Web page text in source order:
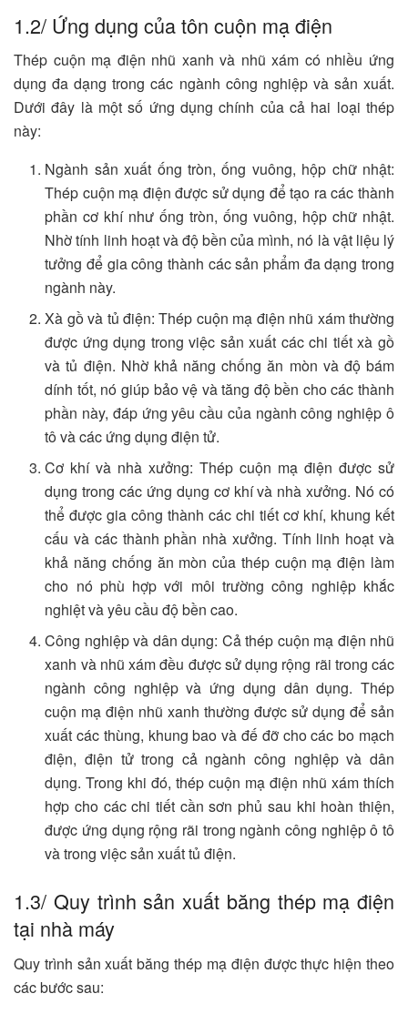
1.2/ Ứng dụng của tôn cuộn mạ điện
Thép cuộn mạ điện nhũ xanh và nhũ xám có nhiều ứng
dụng đa dạng trong các ngành công nghiệp và sản xuất.
Dưới đây là một số ứng dụng chính của cả hai loại thép
này:
Ngành sản xuất ống tròn, ống vuông, hộp chữ nhật:
Thép cuộn mạ điện được sử dụng để tạo ra các thành
phần cơ khí như ống tròn, ống vuông, hộp chữ nhật.
Nhờ tính linh hoạt và độ bền của mình, nó là vật liệu lý
tưởng để gia công thành các sản phẩm đa dạng trong
ngành này.
Xà gồ và tủ điện: Thép cuộn mạ điện nhũ xám thường
được ứng dụng trong việc sản xuất các chi tiết xà gồ
và tủ điện. Nhờ khả năng chống ăn mòn và độ bám
dính tốt, nó giúp bảo vệ và tăng độ bền cho các thành
phần này, đáp ứng yêu cầu của ngành công nghiệp ô
tô và các ứng dụng điện tử.
Cơ khí và nhà xưởng: Thép cuộn mạ điện được sử
dụng trong các ứng dụng cơ khí và nhà xưởng. Nó có
thể được gia công thành các chi tiết cơ khí, khung kết
cấu và các thành phần nhà xưởng. Tính linh hoạt và
khả năng chống ăn mòn của thép cuộn mạ điện làm
cho nó phù hợp với môi trường công nghiệp khắc
nghiệt và yêu cầu độ bền cao.
Công nghiệp và dân dụng: Cả thép cuộn mạ điện nhũ
xanh và nhũ xám đều được sử dụng rộng rãi trong các
ngành công nghiệp và ứng dụng dân dụng. Thép
cuộn mạ điện nhũ xanh thường được sử dụng để sản
xuất các thùng, khung bao và đế đỡ cho các bo mạch
điện, điện tử trong cả ngành công nghiệp và dân
dụng. Trong khi đó, thép cuộn mạ điện nhũ xám thích
hợp cho các chi tiết cần sơn phủ sau khi hoàn thiện,
được ứng dụng rộng rãi trong ngành công nghiệp ô tô
và trong việc sản xuất tủ điện.
1.3/ Quy trình sản xuất băng thép mạ điện
tại nhà máy
Quy trình sản xuất băng thép mạ điện được thực hiện theo
các bước sau: